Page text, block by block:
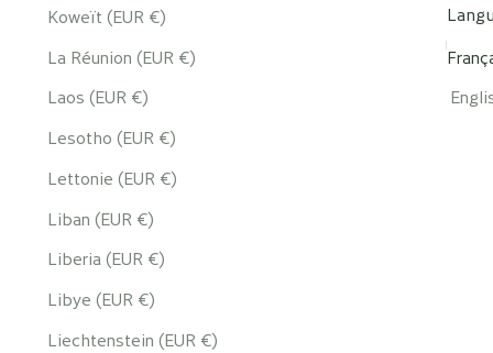
Koweït (EUR €)
La Réunion (EUR €)
Laos (EUR €)
Lesotho (EUR €)
Lettonie (EUR €)
Liban (EUR €)
Liberia (EUR €)
Libye (EUR €)
Liechtenstein (EUR €)